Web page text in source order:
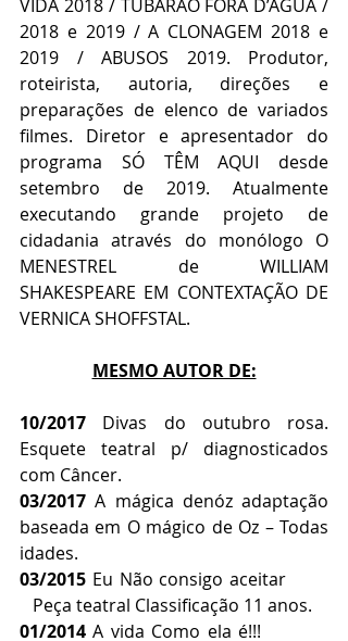
VIDA 2018 / TUBARÃO FORA D’AGUA /
2018 e 2019 / A CLONAGEM 2018 e
2019 / ABUSOS 2019. Produtor,
roteirista, autoria, direções e
preparações de elenco de variados
filmes. Diretor e apresentador do
programa SÓ TÊM AQUI desde
setembro de 2019. Atualmente
executando grande projeto de
cidadania através do monólogo O
MENESTREL de WILLIAM
SHAKESPEARE EM CONTEXTAÇÃO DE
VERNICA SHOFFSTAL.
MESMO AUTOR DE:
10/2017 Divas do outubro rosa.
Esquete teatral p/ diagnosticados
com Câncer.
03/2017 A mágica denóz adaptação
baseada em O mágico de Oz – Todas
idades.
03/2015 Eu Não consigo aceitar
Peça teatral Classificação 11 anos.
01/2014 A vida Como ela é!!!